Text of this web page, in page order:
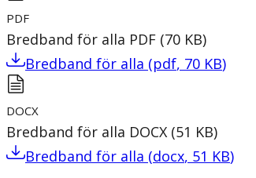
PDF
Bredband för alla PDF (70 KB)
Bredband för alla (pdf, 70 KB)
DOCX
Bredband för alla DOCX (51 KB)
Bredband för alla (docx, 51 KB)